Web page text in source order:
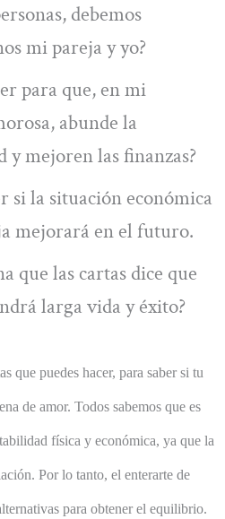
debemos
mi pareja y yo?
para que, en mi
abunde la
y mejoren las finanzas?
si la situación económica
mejorará en el futuro.
que las cartas dice que
larga vida y éxito?
que puedes hacer, para saber si tu
de amor. Todos sabemos que es
física y económica, ya que la
Por lo tanto, el enterarte de
para obtener el equilibrio.